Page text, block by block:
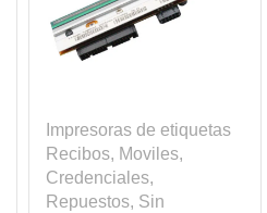
Impresoras de etiquetas
Recibos, Moviles,
Credenciales,
Repuestos, Sin